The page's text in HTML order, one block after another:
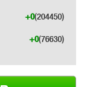
(204450)
+0
(76630)
+0